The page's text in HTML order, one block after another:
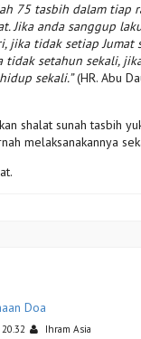
75 tasbih dalam tiap
Jika anda sanggup
jika tidak setiap Jumat
tidak setahun sekali,
sekali.”(HR. Abu
shalat sunah tasbih
melaksanakannya
Doa
Ihram Asia